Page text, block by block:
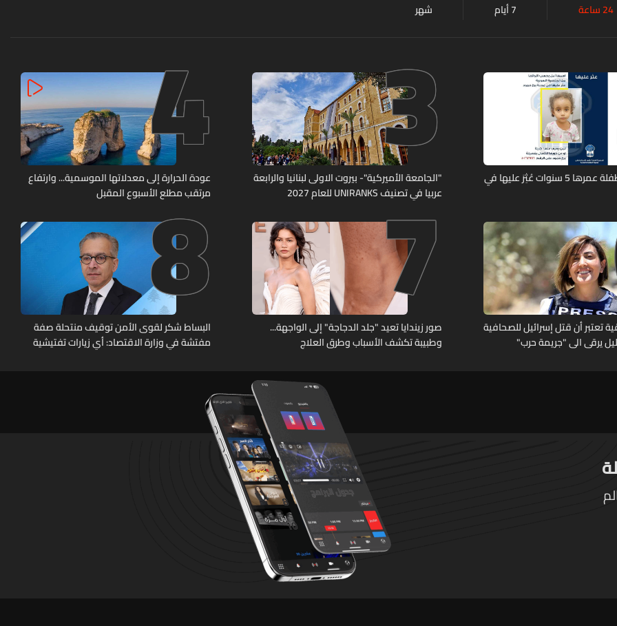
24 ساعة 7 أيام شهر
تعميم صورة طفلة عمرها 5 سنوات عُثِرَ عليها في
3
"الجامعة الأميركية"- بيروت الاولى لبنانيا والرابعة
عربيا في تصنيف UNIRANKS للعام 2027
4
عودة الحرارة إلى معدلاتها الموسمية... وارتفاع
مرتقب مطلع الأسبوع المقبل
تعتبر أن قتل إسرائيل للصحافية
يرقى الى "جريمة حرب"
7
صور زيندايا تعيد "جلد الدجاجة" إلى الواجهة...
وطبيبة تكشف الأسباب وطرق العلاج
8
البساط شكر لقوى الأمن توقيف منتحلة صفة
مفتشة في وزارة الاقتصاد: أي زيارات تفتيشية